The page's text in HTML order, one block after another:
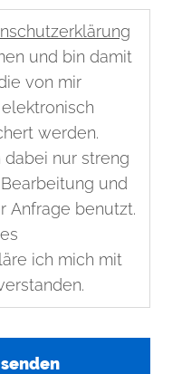
und bin damit
von mir
werden.
nur streng
und
Anfrage benutzt.
ich mich mit